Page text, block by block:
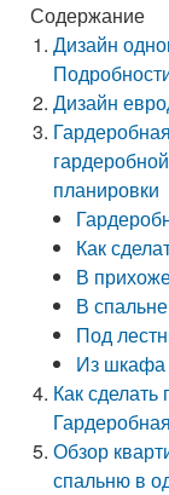
Содержание
Дизайн
Дизайн
планировки
Как
В
В спальне
Под
Из шкафа
Как
Обзор
спальню в